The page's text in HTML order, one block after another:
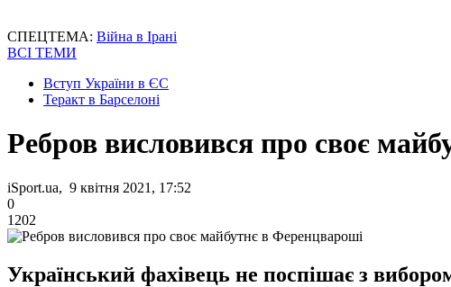
СПЕЦТЕМА: Війна в Ірані
ВСІ ТЕМИ
Вступ України в ЄС
Теракт в Барселоні
Ребров висловився про своє
iSport.ua, 9 квітня 2021, 17:52
0
1202
Український фахівець не поспішає з